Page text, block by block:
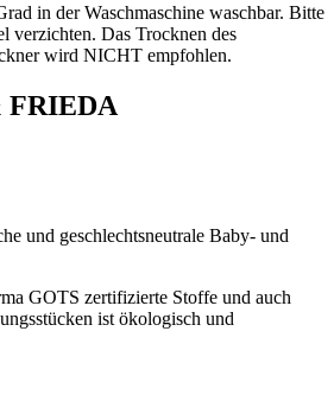
in der Waschmaschine waschbar. Bitte
verzichten. Das Trocknen des
wird NICHT empfohlen.
FRIEDA
und geschlechtsneutrale Baby- und
GOTS zertifizierte Stoffe und auch
ist ökologisch und